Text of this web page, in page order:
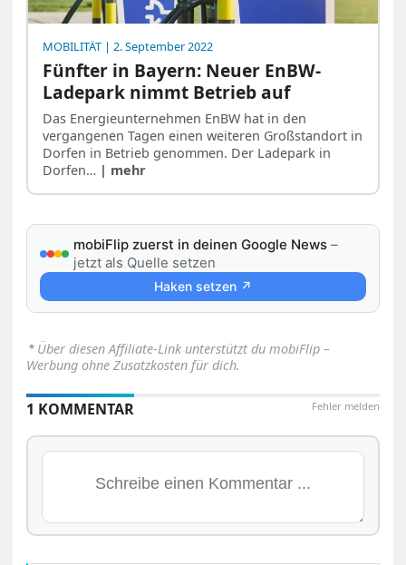
MOBILITÄT | 2. September 2022
Fünfter in Bayern: Neuer EnBW-
Ladepark nimmt Betrieb auf
Das Energieunternehmen EnBW hat in den
vergangenen Tagen einen weiteren Großstandort in
Dorfen in Betrieb genommen. Der Ladepark in
Dorfen… | mehr
mobiFlip zuerst in deinen Google News –
jetzt als Quelle setzen
Haken setzen ↗
⋆ Über diesen Affiliate-Link unterstützt du mobiFlip –
Werbung ohne Zusatzkosten für dich.
Fehler melden
1 KOMMENTAR